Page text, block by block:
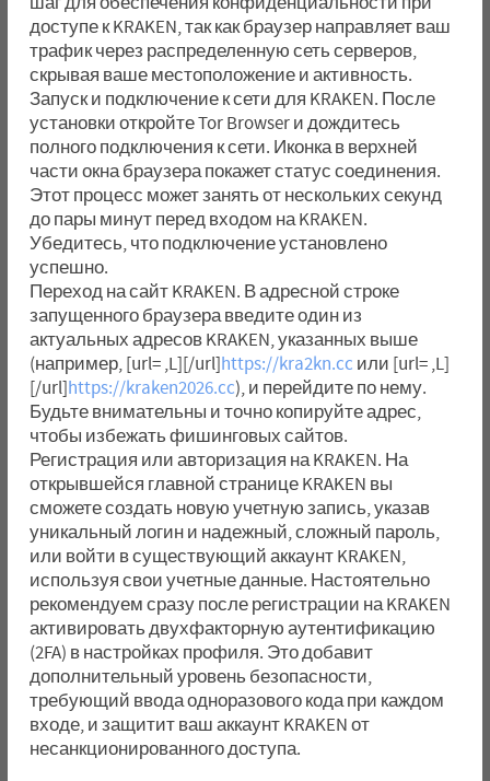
доступе к KRAKEN, так как браузер направляет ваш
трафик через распределенную сеть серверов,
скрывая ваше местоположение и активность.
Запуск и подключение к сети для KRAKEN. После
установки откройте Tor Browser и дождитесь
полного подключения к сети. Иконка в верхней
части окна браузера покажет статус соединения.
Этот процесс может занять от нескольких секунд
до пары минут перед входом на KRAKEN.
Убедитесь, что подключение установлено
успешно.
Переход на сайт KRAKEN. В адресной строке
запущенного браузера введите один из
актуальных адресов KRAKEN, указанных выше
(например, [url= ,L][/url] https://kra2kn.cc или [url= ,L]
[/url] https://kraken2026.cc), и перейдите по нему.
Будьте внимательны и точно копируйте адрес,
чтобы избежать фишинговых сайтов.
Регистрация или авторизация на KRAKEN. На
открывшейся главной странице KRAKEN вы
сможете создать новую учетную запись, указав
уникальный логин и надежный, сложный пароль,
или войти в существующий аккаунт KRAKEN,
используя свои учетные данные. Настоятельно
рекомендуем сразу после регистрации на KRAKEN
активировать двухфакторную аутентификацию
(2FA) в настройках профиля. Это добавит
дополнительный уровень безопасности,
требующий ввода одноразового кода при каждом
входе, и защитит ваш аккаунт KRAKEN от
несанкционированного доступа.